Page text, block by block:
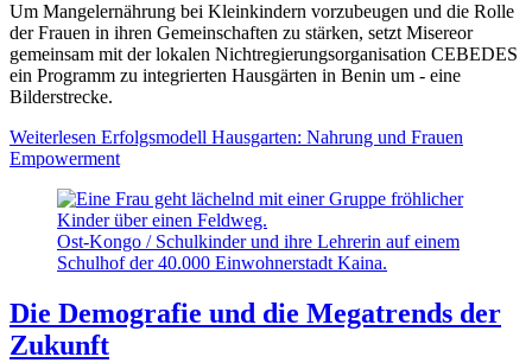
Um Mangelernährung bei Kleinkindern vorzubeugen und die Rolle
der Frauen in ihren Gemeinschaften zu stärken, setzt Misereor
gemeinsam mit der lokalen Nichtregierungsorganisation CEBEDES
ein Programm zu integrierten Hausgärten in Benin um - eine
Bilderstrecke.
Weiterlesen Erfolgsmodell Hausgarten: Nahrung und Frauen
Empowerment
Ost-Kongo / Schulkinder und ihre Lehrerin auf einem
Schulhof der 40.000 Einwohnerstadt Kaina.
Die Demografie und die Megatrends der
Zukunft